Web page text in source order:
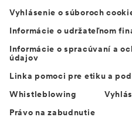
Vyhlásenie o súboroch
Informácie o udržateľnom
Informácie o spracúvaní a
údajov
Linka pomoci pre etiku a
Whistleblowing
Právo na zabudnutie